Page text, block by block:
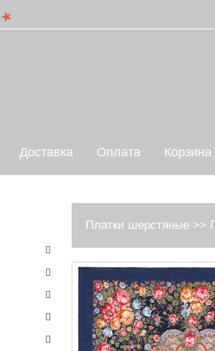
Доставка Оплата Корзина
Платки шерстяные>>